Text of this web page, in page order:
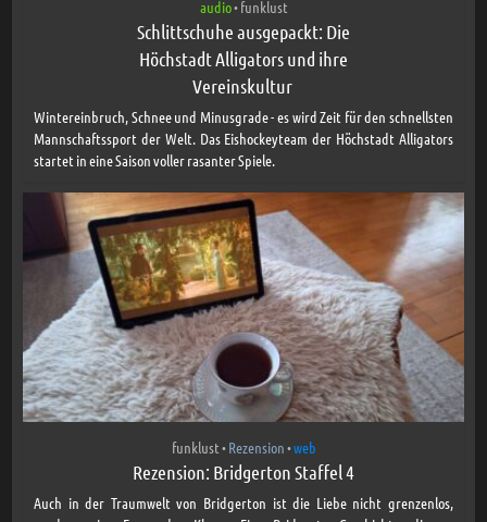
audio• funklust
Schlittschuhe ausgepackt: Die
Höchstadt Alligators und ihre
Vereinskultur
Wintereinbruch, Schnee und Minusgrade - es wird Zeit für den schnellsten
Mannschaftssport der Welt. Das Eishockeyteam der Höchstadt Alligators
startet in eine Saison voller rasanter Spiele.
funklust• Rezension•web
Rezension: Bridgerton Staffel 4
Auch in der Traumwelt von Bridgerton ist die Liebe nicht grenzenlos,